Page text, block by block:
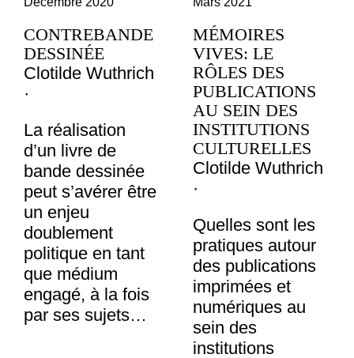
CONTREBANDE
DESSINÉE
Clotilde Wuthrich
·
La réalisation
d’un livre de
bande dessinée
peut s’avérer être
un enjeu
doublement
politique en tant
que médium
engagé, à la fois
par ses sujets…
MÉMOIRES
VIVES: LE
RÔLES DES
PUBLICATIONS
AU SEIN DES
INSTITUTIONS
CULTURELLES
Clotilde Wuthrich
·
Quelles sont les
pratiques autour
des publications
imprimées et
numériques au
sein des
institutions